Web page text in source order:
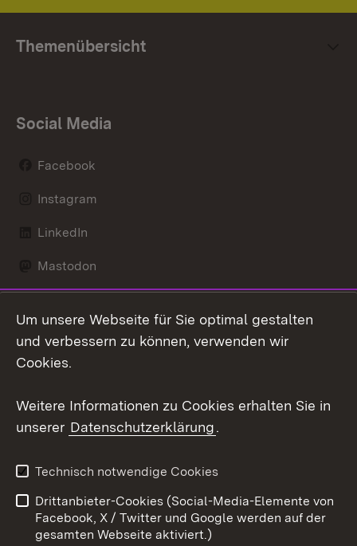
Themenübersicht
Social Media
Facebook
Instagram
LinkedIn
Mastodon
X / Twitter
Youtube
Kontakt
Datenschutz
Barrierefreiheit
Impressum Cookies
Um unsere Webseite für Sie optimal gestalten
und verbessern zu können, verwenden wir
Cookies.
Weitere Informationen zu Cookies erhalten Sie in
unserer Datenschutzerklärung.
Technisch notwendige Cookies
Drittanbieter-Cookies (Social-Media-Elemente von
Facebook, X / Twitter und Google werden auf der
gesamten Webseite aktiviert.)